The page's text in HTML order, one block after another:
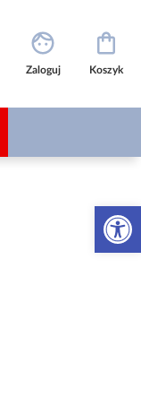
Otwórz
Zaloguj Koszyk